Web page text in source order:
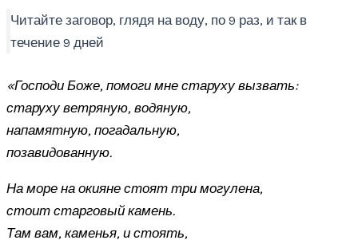
Читайте заговор, глядя на воду, по 9 раз, и так в
течение 9 дней
«Господи Боже, помоги мне старуху вызвать:
старуху ветряную, водяную,
напамятную, погадальную,
позавидованную.
На море на окияне стоят три могулена,
стоит старговый камень.
Там вам, каменья, и стоять,